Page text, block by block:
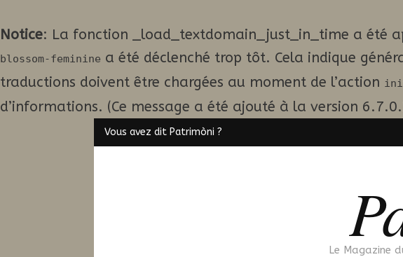
Notice: La fonction _load_textdomain_just_in_time a été
blossom-feminine a été déclenché trop tôt. Cela indique
traductions doivent être chargées au moment de l’action
d’informations. (Ce message a été ajouté à la version
Vous avez dit Patrimòni ?
Le Magazine